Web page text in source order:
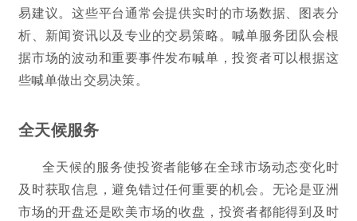
易建议。这些平台通常会提供实时的市场数据、图表分
析、新闻资讯以及专业的交易策略。喊单服务团队会根
据市场的波动和重要事件发布喊单，投资者可以根据这
些喊单做出交易决策。
全天候服务
全天候的服务使投资者能够在全球市场动态变化时
及时获取信息，避免错过任何重要的机会。无论是亚洲
市场的开盘还是欧美市场的收盘，投资者都能得到及时